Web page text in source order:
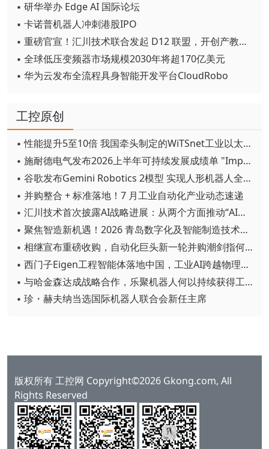
▪ 研华举办 Edge AI 国际论坛
▪ 卡诺普机器人冲刺港股IPO
▪ 重磅官宣！汇川技术联合发起 D12 联盟，开创产教融合新范式
▪ 全球低压变频器市场规模2030年将超170亿美元
▪ 华为云发布全流程具身智能开发平台CloudRobo
工控原创
▪ 性能提升5至10倍 我国牵头制定的WiTSnet工业以太网国际标准正式发布
▪ 施耐德电气发布2026上半年可持续发展成绩单 "Impact 2030"路线图开局稳健
▪ 谷歌发布Gemini Robotics 2模型 实现人形机器人全身智能控制突破
▪ 并购整合 + 标准落地！7 月工业自动化产业动态速递
▪ 汇川技术首次披露AI战略进展：从两个方面推动“AI业务化”落地
▪ 聚焦智造新机遇！2026 青岛数字化及智能制造技术论坛圆满落幕
▪ 相继宣布重磅收购，自动化巨头新一轮并购潮剑指何方？
▪ 西门子Eigen工程智能体落地中国，工业AI跨越物理世界“确定性”拐点
▪ 与哈金森达成战略合作，乐聚机器人何以持续获得工业巨头青睐？
▪ 珍・赫夫纳当选国际机器人联合会新任主席
版权所有 工控网 Copyright©2026 Gkong.com, All
Rights Reserved